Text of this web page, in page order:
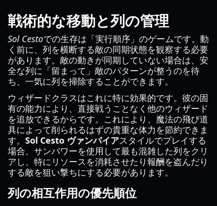
戦術的な移動と列の管理
Sol Cestoでの生存は「実行順序」のゲームです。動
く前に、列を横断する敵の同期状態を観察する必要
があります。敵の動きが同期していない場合は、安
全な列に「留まって」敵のパターンが整うのを待
ち、一気に列を掃除することができます。
ウィザードクラスはこれに特に効果的です。彼の固
有の能力により、直接戦うことなく他のウィザード
を追放できるからです。これにより、魔法の飛び道
具によって削られるはずの貴重な体力を節約できま
す。 Sol Cesto ヴァンパイアスタイルでプレイする
場合、サンパワーを使用して最も混雑した列をクリ
アし、特にリソースを消耗させたり報酬を盗んだり
する敵を狙い撃ちにする必要があります。
列の相互作用の優先順位